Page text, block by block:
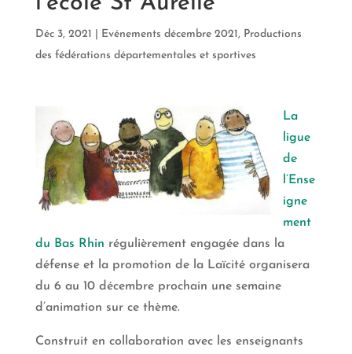
Déc 3, 2021 Evénements décembre 2021, Productions
des fédérations départementales et sportives
La
ligue
de
l’Ense
igne
ment
du Bas Rhin régulièrement engagée dans la
défense et la promotion de la Laïcité organisera
du 6 au 10 décembre prochain une semaine
d’animation sur ce thème.
Construit en collaboration avec les enseignants